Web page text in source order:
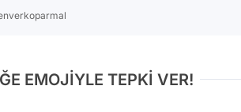
EMOJİYLE TEPKİ VER!